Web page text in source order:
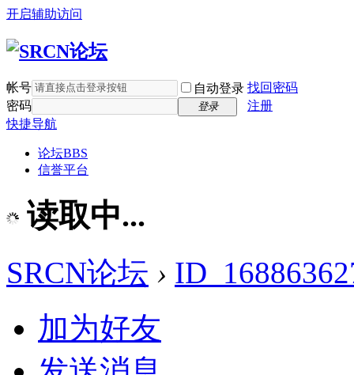
开启辅助访问
帐号 自动登录 找回密码
密码
登录
注册
快捷导航
论坛BBS
信誉平台
读取中...
SRCN论坛 ›
加为好友